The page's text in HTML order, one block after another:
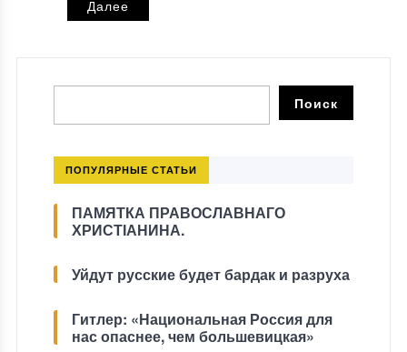
Далее
ПОПУЛЯРНЫЕ СТАТЬИ
ПАМЯТКА ПРАВОСЛАВНАГО
ХРИСТІАНИНА.
Уйдут русские будет бардак и разруха
Гитлер: «Национальная Россия для
нас опаснее, чем большевицкая»